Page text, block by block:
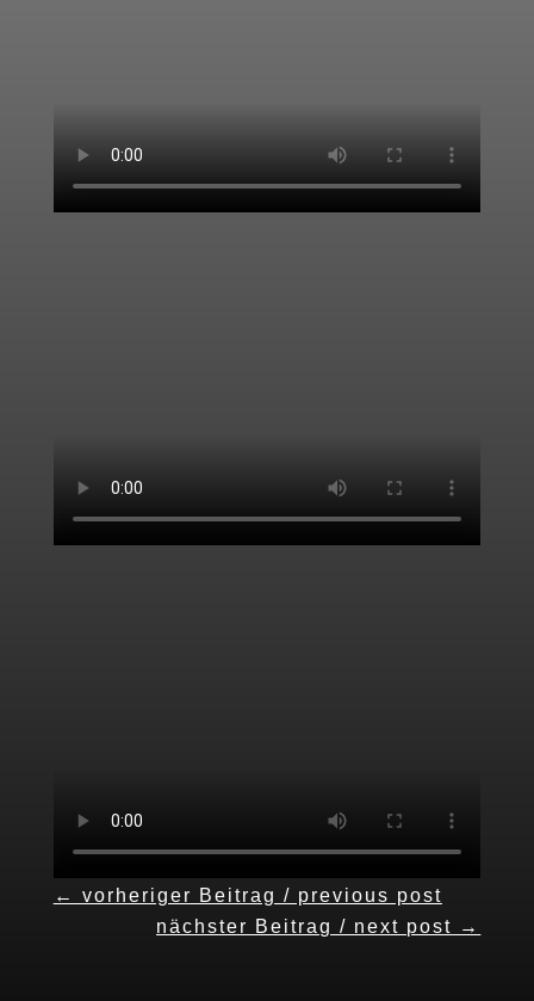
← vorheriger Beitrag / previous post
nächster Beitrag / next post →